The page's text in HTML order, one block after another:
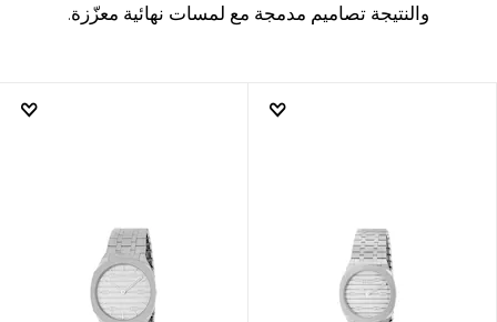
والنتيجة تصاميم مدمجة مع لمسات نهائية معزّزة.